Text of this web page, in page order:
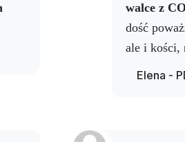
walce z
dość
ale i kości,
wysokie
Elena -